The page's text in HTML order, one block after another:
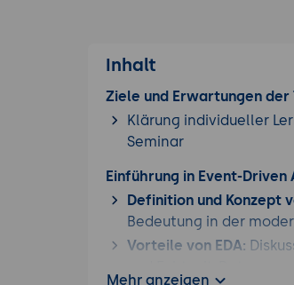
Inhalt
Ziele und Erwartungen der
Klärung individueller
Seminar
Einführung in Event-
Definition und Konzept
Bedeutung in der
Vorteile von EDA:
Mehr anzeigen